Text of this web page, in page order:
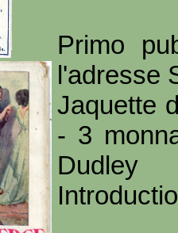
Primo
l'adresse
Jaquette
- 3
Dudley